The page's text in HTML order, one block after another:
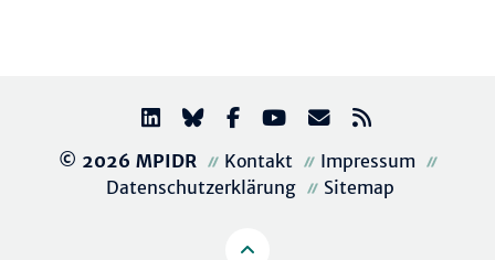
© 2026 MPIDR Kontakt
Impressum
Datenschutzerklärung
Sitemap